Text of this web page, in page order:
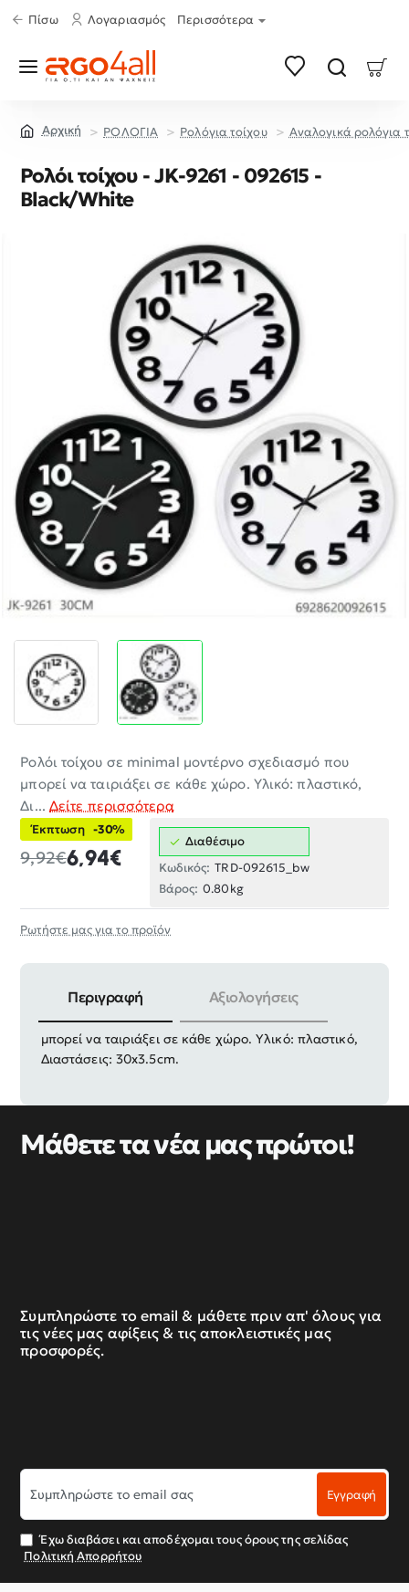
Πίσω Λογαριασμός Περισσότερα
ΡΟΛΟΓΙΑ Ρολόγια τοίχου Αναλογικά ρολόγια
Ρολόι τοίχου - JK-9261 - 092615 -
Black/White
Ρολόι τοίχου σε minimal μοντέρνο σχεδιασμό που
μπορεί να ταιριάξει σε κάθε χώρο. Υλικό: πλαστικό,
Δι... Δείτε περισσότερα
Έκπτωση -30%
6,94€
9,92€
Διαθέσιμο
Κωδικός: TRD-092615_bw
Βάρος: 0.80kg
Ρωτήστε μας για το προϊόν
Περιγραφή Αξιολογήσεις
Ρολόι τοίχου σε minimal μοντέρνο σχεδιασμό που
μπορεί να ταιριάξει σε κάθε χώρο. Υλικό: πλαστικό,
Διαστάσεις: 30x3.5cm.
Μάθετε τα νέα μας πρώτοι!
Συμπληρώστε το email & μάθετε πριν απ' όλους για
τις νέες μας αφίξεις & τις αποκλειστικές μας
προσφορές.
Συμπληρώστε
το
email
σας
Εγγραφή
Έχω διαβάσει και αποδέχομαι τους όρους της σελίδας
Πολιτική Απορρήτου